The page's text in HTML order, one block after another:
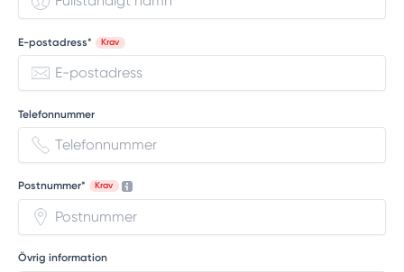
E-postadress* Krav
Telefonnummer
Postnummer* Krav
Övrig information